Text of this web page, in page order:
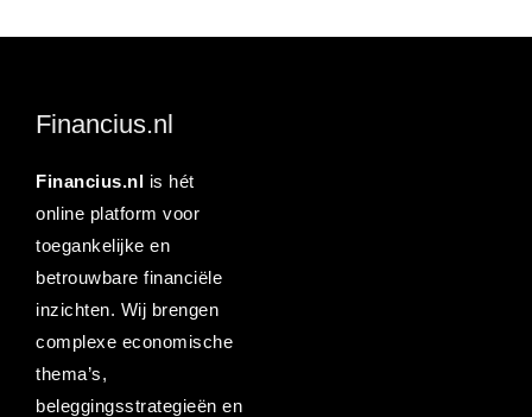
Financius.nl
Financius.nl is hét
online platform voor
toegankelijke en
betrouwbare financiële
inzichten. Wij brengen
complexe economische
thema’s,
beleggingsstrategieën en